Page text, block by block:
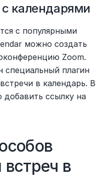
календарями
с популярными
можно создать
Zoom.
специальный плагин
в календарь. В
добавить ссылку на
в